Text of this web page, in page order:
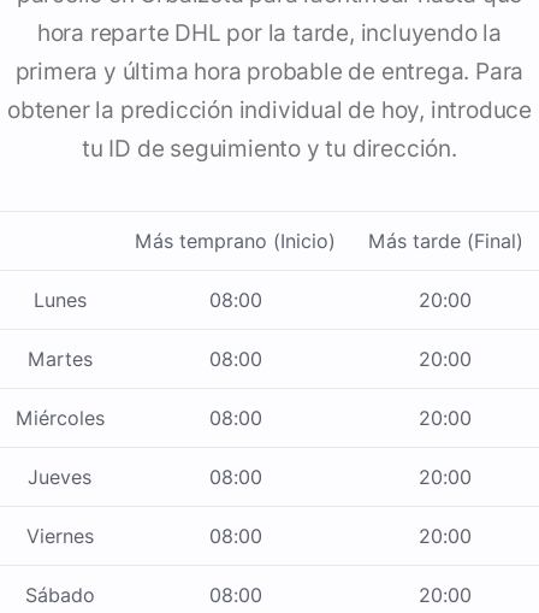
hora reparte DHL por la tarde, incluyendo la
primera y última hora probable de entrega. Para
obtener la predicción individual de hoy, introduce
tu ID de seguimiento y tu dirección.
Más temprano (Inicio) Más tarde (Final)
Lunes 08:00 20:00
Martes 08:00 20:00
Miércoles 08:00 20:00
Jueves 08:00 20:00
Viernes 08:00 20:00
Sábado 08:00 20:00